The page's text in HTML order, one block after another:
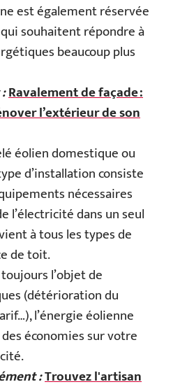
est également réservée
souhaitent répondre à
beaucoup plus
Ravalement de façade :
l’extérieur de son
éolien domestique ou
d’installation consiste
nécessaires
l’électricité dans un seul
à tous les types de
de toit.
l’objet de
(détérioration du
l’énergie éolienne
économies sur votre
:Trouvez l'artisan